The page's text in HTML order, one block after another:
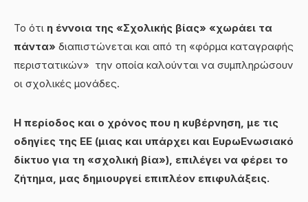
Το ότι η έννοια της «Σχολικής βίας» «χωράει τα
πάντα» διαπιστώνεται και από τη «φόρμα καταγραφής
περιστατικών» την οποία καλούνται να συμπληρώσουν
οι σχολικές μονάδες.
Η περίοδος και ο χρόνος που η κυβέρνηση, με τις
οδηγίες της ΕΕ (μιας και υπάρχει και ΕυρωΕνωσιακό
δίκτυο για τη «σχολική βία»), επιλέγει να φέρει το
ζήτημα, μας δημιουργεί επιπλέον επιφυλάξεις.